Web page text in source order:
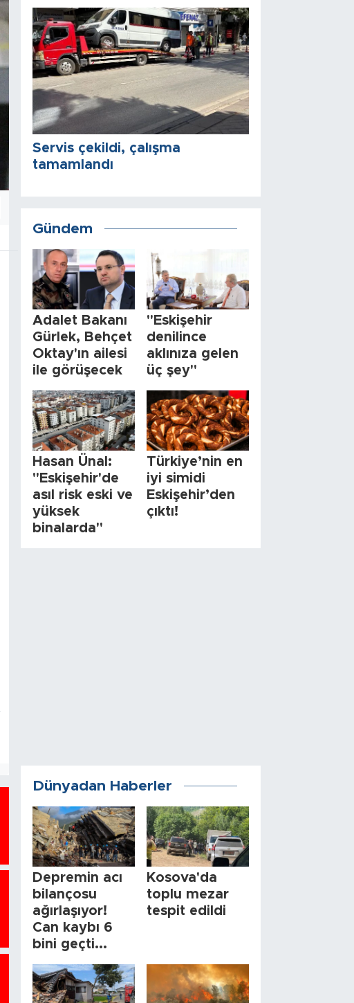
Servis çekildi, çalışma
tamamlandı
Gündem
Adalet Bakanı
Gürlek, Behçet
Oktay'ın ailesi
ile görüşecek
"Eskişehir
denilince
aklınıza gelen
üç şey"
Hasan Ünal:
"Eskişehir'de
asıl risk eski ve
yüksek
binalarda"
Türkiye’nin en
iyi simidi
Eskişehir’den
çıktı!
Dünyadan Haberler
Depremin acı
bilançosu
ağırlaşıyor!
Can kaybı 6
bini geçti...
Kosova'da
toplu mezar
tespit edildi